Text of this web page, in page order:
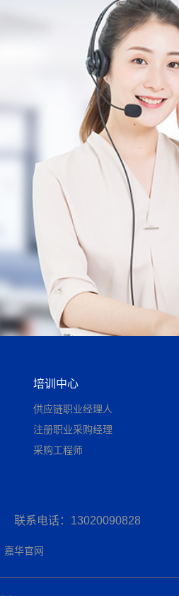
培训中心
供应链职业经理人
注册职业采购经理
采购工程师
联系电话：13020090828
嘉华官网